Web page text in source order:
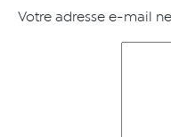
Votre adresse e-mail